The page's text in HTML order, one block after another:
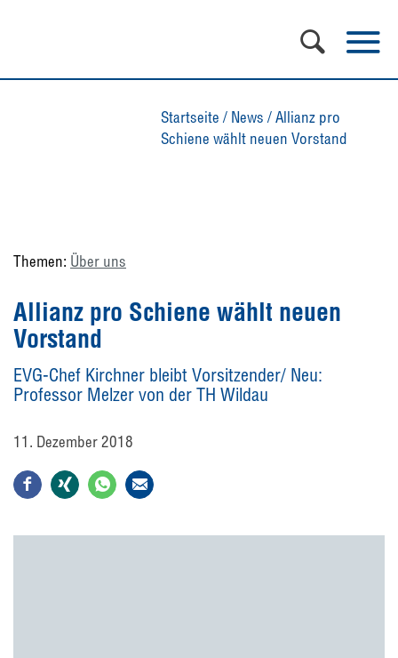
Startseite / News /Allianz pro
Schiene wählt neuen Vorstand
Themen: Über uns
Allianz pro Schiene wählt neuen
Vorstand
EVG-Chef Kirchner bleibt Vorsitzender/ Neu:
Professor Melzer von der TH Wildau
11. Dezember 2018